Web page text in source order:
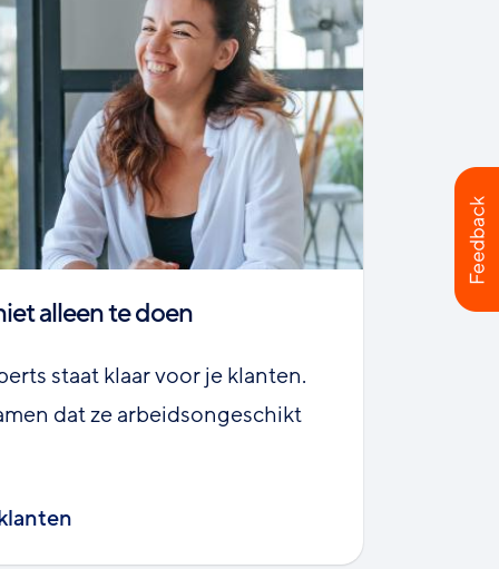
alleen te doen
staat klaar voor je klanten.
dat ze arbeidsongeschikt